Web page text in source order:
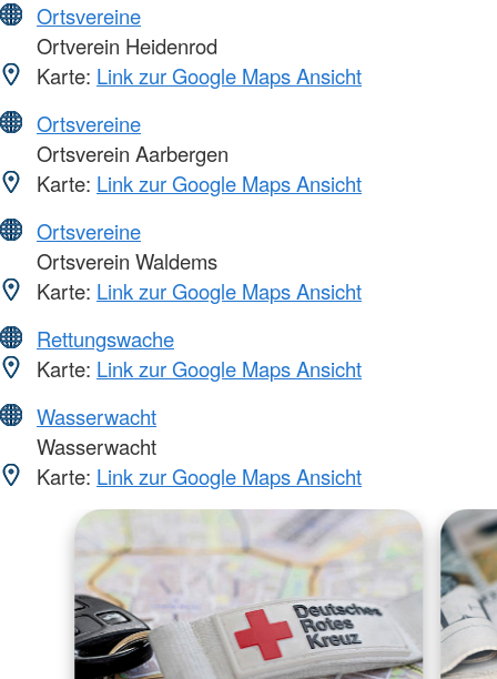
Ortsvereine
Ortverein Heidenrod
Karte: Link zur Google Maps Ansicht
Ortsvereine
Ortsverein Aarbergen
Karte: Link zur Google Maps Ansicht
Ortsvereine
Ortsverein Waldems
Karte: Link zur Google Maps Ansicht
Rettungswache
Karte: Link zur Google Maps Ansicht
Wasserwacht
Wasserwacht
Karte: Link zur Google Maps Ansicht